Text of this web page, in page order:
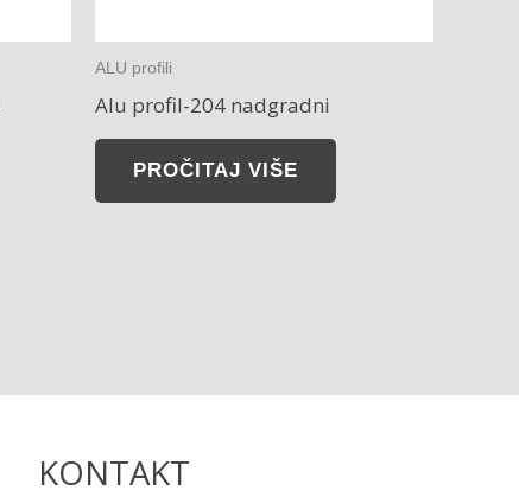
ALU profili
Alu profil-204 nadgradni
PROČITAJ VIŠE
KONTAKT